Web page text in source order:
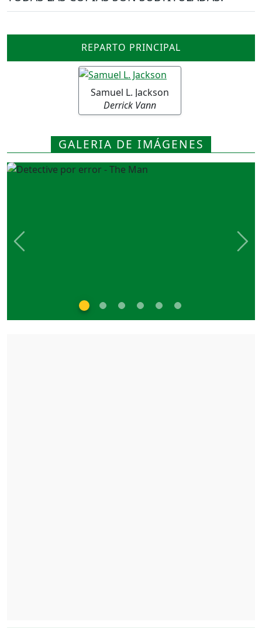
REPARTO PRINCIPAL
Samuel L. Jackson
Derrick Vann
GALERIA DE IMÁGENES
Previous Next